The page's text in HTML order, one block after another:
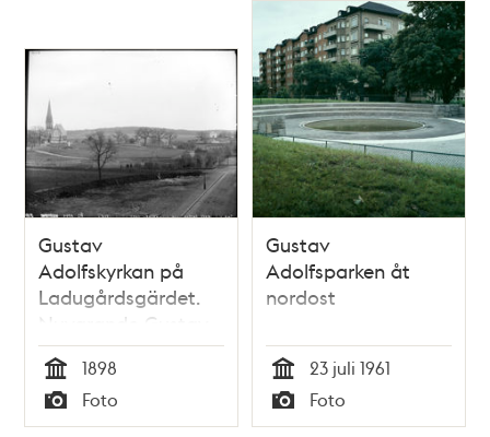
Gustav
Adolfskyrkan på
Ladugårdsgärdet.
Nuvarande Gustav
Adolfsparken
Tid
1898
Typ
Foto
Gustav
Adolfsparken åt
nordost
Tid
23 juli 1961
Typ
Foto